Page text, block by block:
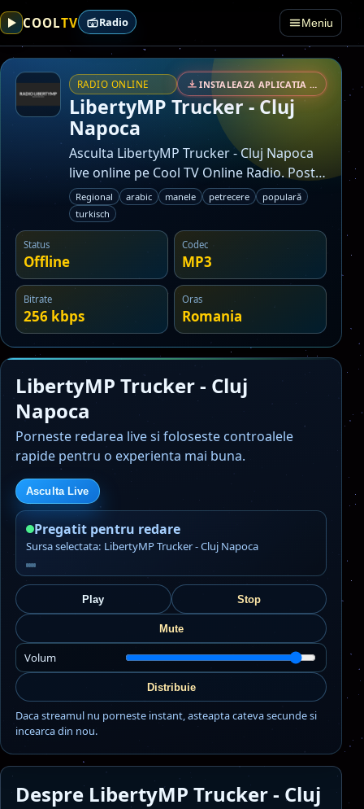
COOLTV Radio Meniu
RADIO ONLINE INSTALEAZA APLICATIA • SECURIZAT
LibertyMP Trucker - Cluj
Napoca
Asculta LibertyMP Trucker - Cluj Napoca
live online pe Cool TV Online Radio. Post
din categoria radio regional.
Regional arabic manele petrecere
populară
turkisch
Status
Offline
Codec
MP3
Bitrate
256 kbps
Oras
Romania
LibertyMP Trucker - Cluj
Napoca
Porneste redarea live si foloseste controalele
rapide pentru o experienta mai buna.
Asculta Live
Pregatit pentru redare
Sursa selectata: LibertyMP Trucker - Cluj Napoca
Play Stop
Mute
Volum
Distribuie
Daca streamul nu porneste instant, asteapta cateva secunde si
incearca din nou.
Despre LibertyMP Trucker - Cluj